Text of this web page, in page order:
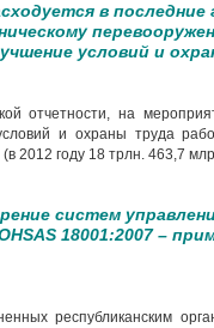
в последние
условий и
отчетности, на
и охраны труда
2012 году 18 трлн. 463,7
систем
18001:2007 –
республиканским